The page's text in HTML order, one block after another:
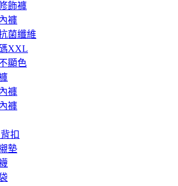
飾褲
褲
菌纖維
XXL
顯色
褲
褲
扣
墊